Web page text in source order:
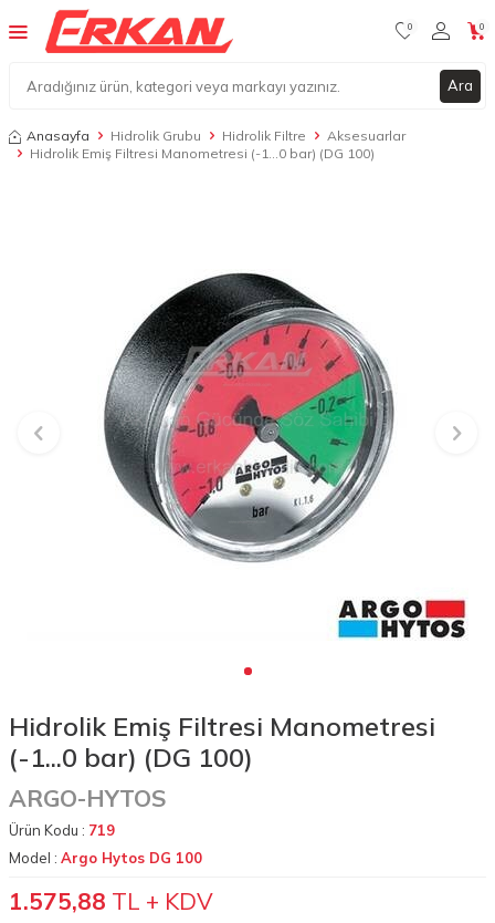
Ara
0 0
Anasayfa Hidrolik Grubu Hidrolik Filtre
Aksesuarlar
Hidrolik Emiş Filtresi Manometresi (-1...0 bar) (DG 100)
Hidrolik Emiş Filtresi Manometresi
(-1...0 bar) (DG 100)
ARGO-HYTOS
Ürün Kodu : 719
Model : Argo Hytos DG 100
1.575,88 TL + KDV